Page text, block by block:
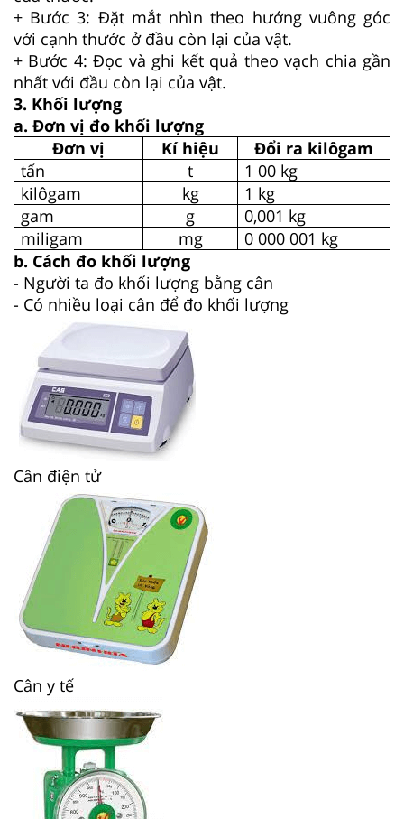
+ Bước 3: Đặt mắt nhìn theo hướng vuông góc
với cạnh thước ở đầu còn lại của vật.
+ Bước 4: Đọc và ghi kết quả theo vạch chia gần
nhất với đầu còn lại của vật.
3. Khối lượng
a. Đơn vị đo khối lượng
Đơn vị
Kí hiệu
Đổi ra kilôgam
tấn
t
1 00 kg
kilôgam
kg
1 kg
gam
g
0,001 kg
miligam
mg
0 000 001 kg
b. Cách đo khối lượng
- Người ta đo khối lượng bằng cân
- Có nhiều loại cân để đo khối lượng
Cân điện tử
Cân y tế